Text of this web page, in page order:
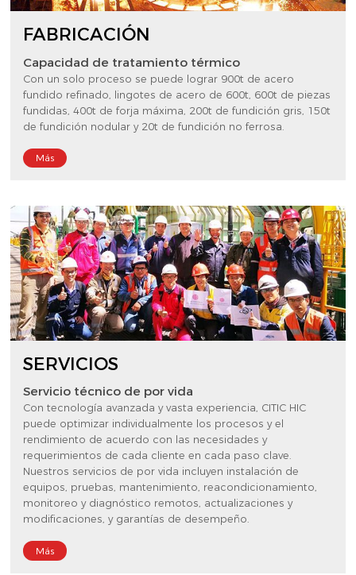
FABRICACIÓN
Capacidad de tratamiento térmico
Con un solo proceso se puede lograr 900t de acero
fundido refinado, lingotes de acero de 600t, 600t de piezas
fundidas, 400t de forja máxima, 200t de fundición gris, 150t
de fundición nodular y 20t de fundición no ferrosa.
Más
SERVICIOS
Servicio técnico de por vida
Con tecnología avanzada y vasta experiencia, CITIC HIC
puede optimizar individualmente los procesos y el
rendimiento de acuerdo con las necesidades y
requerimientos de cada cliente en cada paso clave.
Nuestros servicios de por vida incluyen instalación de
equipos, pruebas, mantenimiento, reacondicionamiento,
monitoreo y diagnóstico remotos, actualizaciones y
modificaciones, y garantías de desempeño.
Más